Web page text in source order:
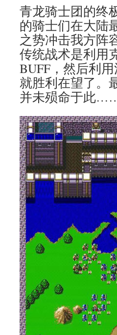
青龙骑士团的终
的骑士们在大
之势冲击我方阵
传统战术是利用
BUFF，然后利
就胜利在望了。
并未殒命于此